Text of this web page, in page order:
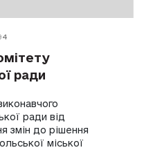
ради
ради від
змін до рішення
міської